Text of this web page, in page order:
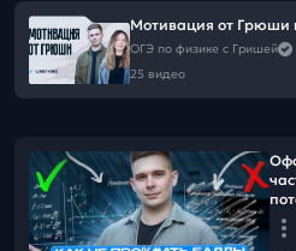
Мотивация от Грюши
ОГЭ по физике с Гришей
25 видео